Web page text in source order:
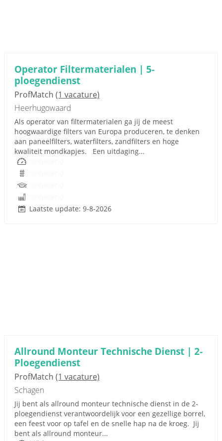
Operator Filtermaterialen | 5-
ploegendienst
ProfMatch (1 vacature)
Heerhugowaard
Als operator van filtermaterialen ga jij de meest
hoogwaardige filters van Europa produceren, te denken
aan paneelfilters, waterfilters, zandfilters en hoge
kwaliteit mondkapjes. Een uitdaging...
Laatste update: 9-8-2026
Allround Monteur Technische Dienst | 2-
Ploegendienst
ProfMatch (1 vacature)
Schagen
Jij bent als allround monteur technische dienst in de 2-
ploegendienst verantwoordelijk voor een gezellige borrel,
een feest voor op tafel en de snelle hap na de kroeg. Jij
bent als allround monteur...